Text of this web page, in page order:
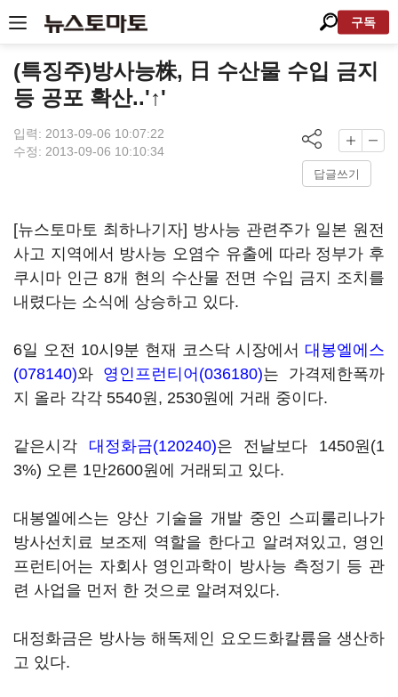
구독
(특징주)방사능株, 日 수산물 수입 금지
등 공포 확산..'↑'
입력: 2013-09-06 10:07:22
수정: 2013-09-06 10:10:34
답글쓰기
[뉴스토마토 최하나기자] 방사능 관련주가 일본 원전
사고 지역에서 방사능 오염수 유출에 따라 정부가 후
쿠시마 인근 8개 현의 수산물 전면 수입 금지 조치를
내렸다는 소식에 상승하고 있다.
6일 오전 10시9분 현재 코스닥 시장에서 대봉엘에스
(078140)와 영인프런티어(036180)는 가격제한폭까
지 올라 각각 5540원, 2530원에 거래 중이다.
같은시각 대정화금(120240)은 전날보다 1450원(1
3%) 오른 1만2600원에 거래되고 있다.
대봉엘에스는 양산 기술을 개발 중인 스피룰리나가
방사선치료 보조제 역할을 한다고 알려져있고, 영인
프런티어는 자회사 영인과학이 방사능 측정기 등 관
련 사업을 먼저 한 것으로 알려져있다.
대정화금은 방사능 해독제인 요오드화칼륨을 생산하
고 있다.